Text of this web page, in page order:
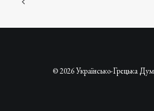
© 2026 Українсько-Грецька